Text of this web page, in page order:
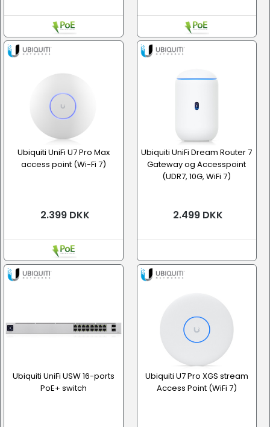
Ubiquiti UniFi U7 Pro Max
access point (Wi-Fi 7)
2.399 DKK
Ubiquiti UniFi Dream Router 7
Gateway og Accesspoint
(UDR7, 10G, WiFi 7)
2.499 DKK
Ubiquiti UniFi USW 16-ports
PoE+ switch
Ubiquiti U7 Pro XGS stream
Access Point (WiFi 7)